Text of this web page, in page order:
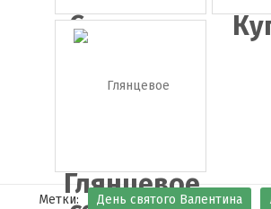
Сердечки
Глянцевое
Метки: День святого Валентина